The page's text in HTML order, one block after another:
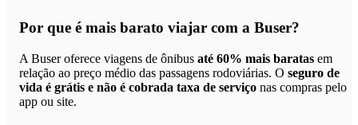
Por que é mais barato viajar com a Buser?
A Buser oferece viagens de ônibus até 60% mais baratas em
relação ao preço médio das passagens rodoviárias. O seguro de
vida é grátis e não é cobrada taxa de serviço nas compras pelo
app ou site.